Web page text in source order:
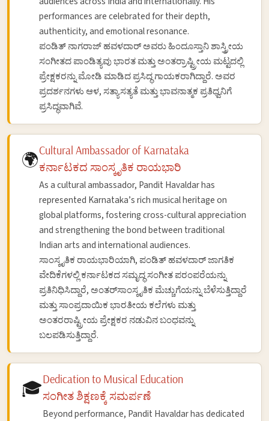
performances are celebrated for their depth,
authenticity, and emotional resonance.
ಪಂಡಿತ್ ನಾಗರಾಜ್ ಹವಳದಾರ್ ಅವರು ಹಿಂದೂಸ್ತಾನಿ ಶಾಸ್ತ್ರೀಯ
ಸಂಗೀತದ ಪಾಂಡಿತ್ಯವು ಭಾರತ ಮತ್ತು ಅಂತರ್ರಾಷ್ಟ್ರೀಯ ಮಟ್ಟದಲ್ಲಿ
ಪ್ರೇಕ್ಷಕರನ್ನು ಮೋಡಿ ಮಾಡಿದ ಪ್ರಸಿದ್ಧ ಗಾಯಕರಾಗಿದ್ದಾರೆ. ಅವರ
ಪ್ರದರ್ಶನಗಳು ಆಳ, ಸತ್ಯಾಸತ್ಯತೆ ಮತ್ತು ಭಾವನಾತ್ಮಕ ಪ್ರತಿಧ್ವನಿಗೆ
ಪ್ರಸಿದ್ಧವಾಗಿವೆ.
🌍Cultural Ambassador of Karnataka
ಕರ್ನಾಟಕದ ಸಾಂಸ್ಕೃತಿಕ ರಾಯಭಾರಿ
As a cultural ambassador, Pandit Havaldar has
represented Karnataka’s rich musical heritage on
global platforms, fostering cross-cultural appreciation
and strengthening the bond between traditional
Indian arts and international audiences.
ಸಾಂಸ್ಕೃತಿಕ ರಾಯಭಾರಿಯಾಗಿ, ಪಂಡಿತ್ ಹವಳದಾರ್ ಜಾಗತಿಕ
ವೇದಿಕೆಗಳಲ್ಲಿ ಕರ್ನಾಟಕದ ಸಮೃದ್ಧ ಸಂಗೀತ ಪರಂಪರೆಯನ್ನು
ಪ್ರತಿನಿಧಿಸಿದ್ದಾರೆ, ಅಂತರ್‌ಸಾಂಸ್ಕೃತಿಕ ಮೆಚ್ಚುಗೆಯನ್ನು ಬೆಳೆಸುತ್ತಿದ್ದಾರೆ
ಮತ್ತು ಸಾಂಪ್ರದಾಯಿಕ ಭಾರತೀಯ ಕಲೆಗಳು ಮತ್ತು
ಅಂತರರಾಷ್ಟ್ರೀಯ ಪ್ರೇಕ್ಷಕರ ನಡುವಿನ ಬಂಧವನ್ನು
ಬಲಪಡಿಸುತ್ತಿದ್ದಾರೆ.
🎓Dedication to Musical Education
ಸಂಗೀತ ಶಿಕ್ಷಣಕ್ಕೆ ಸಮರ್ಪಣೆ
Beyond performance, Pandit Havaldar has dedicated